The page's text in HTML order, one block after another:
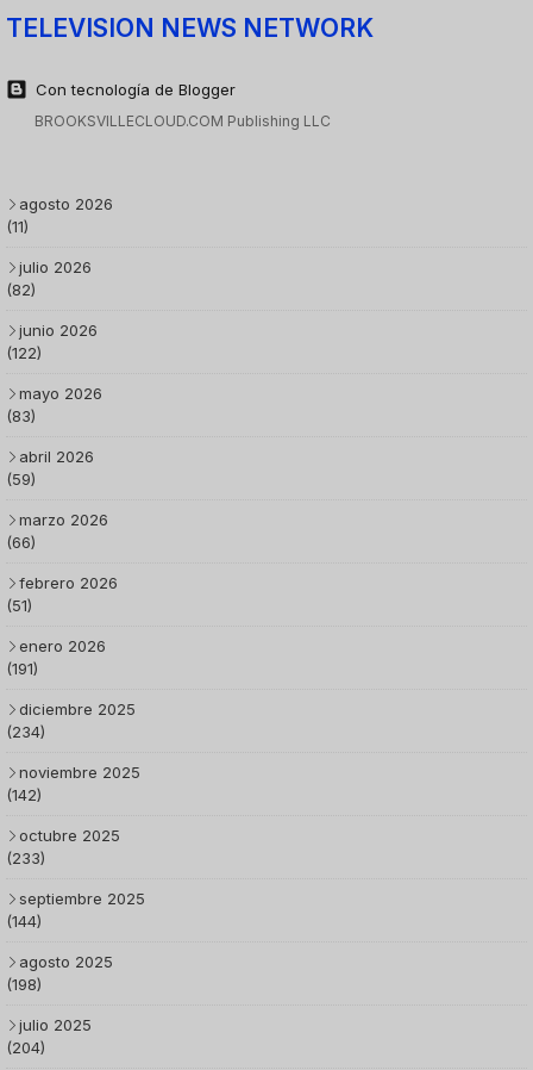
TELEVISION NEWS NETWORK
Con tecnología de Blogger
BROOKSVILLECLOUD.COM Publishing LLC
agosto 2026
(11)
julio 2026
(82)
junio 2026
(122)
mayo 2026
(83)
abril 2026
(59)
marzo 2026
(66)
febrero 2026
(51)
enero 2026
(191)
diciembre 2025
(234)
noviembre 2025
(142)
octubre 2025
(233)
septiembre 2025
(144)
agosto 2025
(198)
julio 2025
(204)